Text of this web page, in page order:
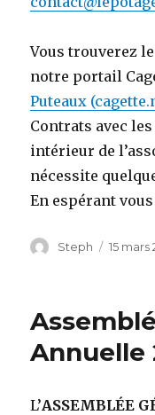
Vous trouverez
notre portail
Puteaux
Contrats avec
intérieur de
nécessite
En espérant
Auteur
Steph
Publié
15 mars
Annuelle
L’ASSEMBLÉE